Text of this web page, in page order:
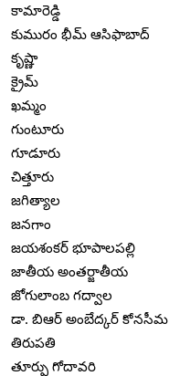
కామారెడ్డి
కుమురం భీమ్ ఆసిఫాబాద్
కృష్ణా
క్రైమ్
ఖమ్మం
గుంటూరు
గూడూరు
చిత్తూరు
జగిత్యాల
జనగాం
జయశంకర్ భూపాలపల్లి
జాతీయ అంతర్జాతీయ
జోగులాంబ గద్వాల
డా. బిఆర్ అంబేద్కర్ కోనసీమ
తిరుపతి
తూర్పు గోదావరి